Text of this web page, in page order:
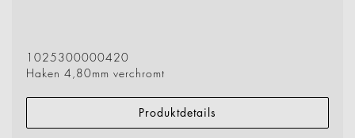
1025300000420
Haken 4,80mm verchromt
Produktdetails